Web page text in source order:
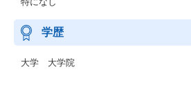
学歴
大学 大学院